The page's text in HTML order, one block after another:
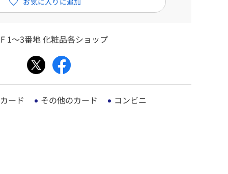
1～3番地 化粧品各ショップ
ード その他のカード コンビニ